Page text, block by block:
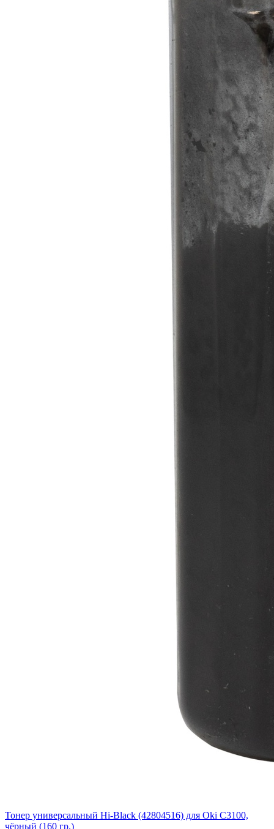
Тонер универсальный Hi-Black (42804516) для Oki С3100,
чёрный (160 гр.)